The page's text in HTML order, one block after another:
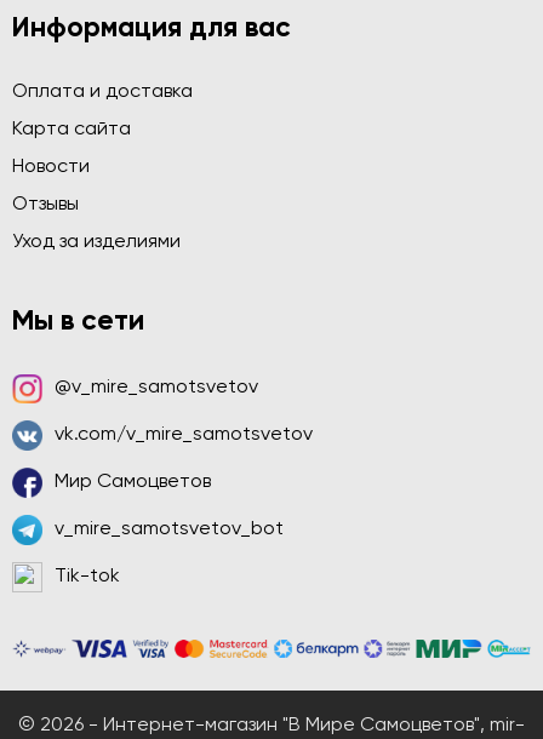
Информация для вас
Оплата и доставка
Карта сайта
Новости
Отзывы
Уход за изделиями
Мы в сети
@v_mire_samotsvetov
vk.com/v_mire_samotsvetov
Мир Самоцветов
v_mire_samotsvetov_bot
Tik-tok
© 2026 - Интернет-магазин "В Мире Самоцветов", mir-